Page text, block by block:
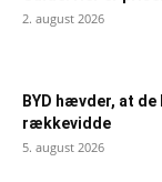
2. august 2026
BYD hævder, at
rækkevidde
5. august 2026